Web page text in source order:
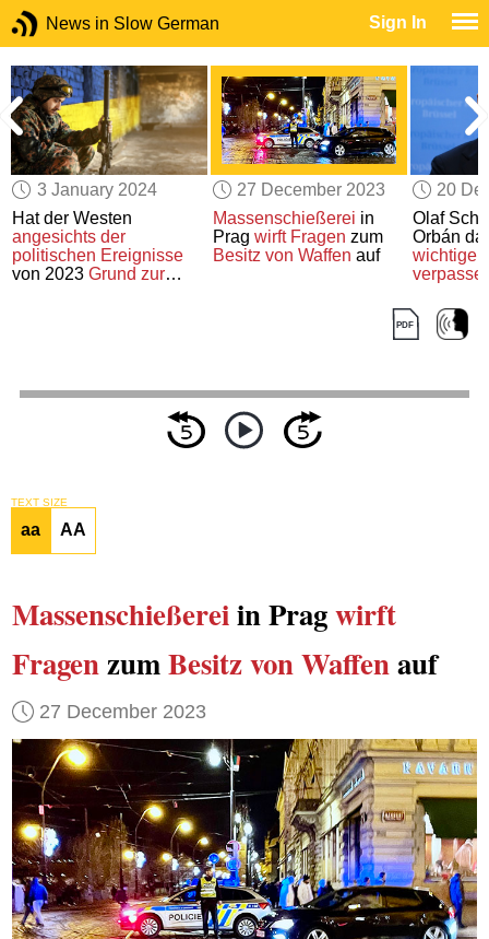
News in Slow German Sign In
3 January 2024
Hat der Westen
angesichts der
politischen Ereignisse
von 2023Grund zur
27 December 2023
Massenschießerei in
Prag wirft Fragen zum
Besitz von Waffen auf
20
Olaf
Orbán
wichtige
TEXT SIZE
aa AA
Massenschießereiin Pragwirft
FragenzumBesitz von Waffenauf
27 December 2023